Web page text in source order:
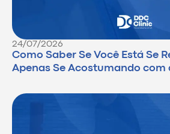
24/07/2026
Como Saber Se Você Está Se
Apenas Se Acostumando com